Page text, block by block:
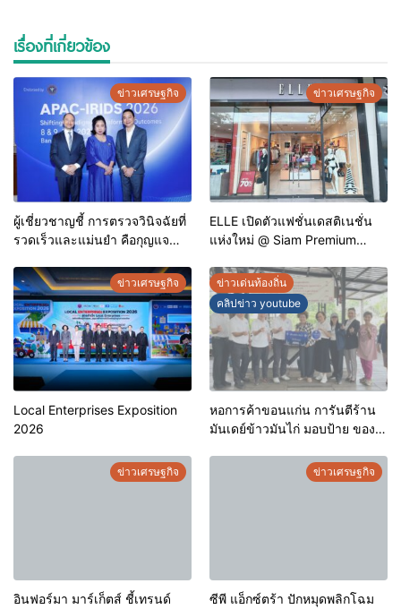
เรื่องที่เกี่ยวข้อง
ข่าวเศรษฐกิจ
ผู้เชี่ยวชาญชี้ การตรวจวินิจฉัยที่
รวดเร็วและแม่นยำ คือกุญแจ
ประเทศไทย
ข่าวเศรษฐกิจ
ELLE เปิดตัวแฟชั่นเดสติเนชั่น
แห่งใหม่ @ Siam Premium
ดีลพิเศษลดสูงสุด 70%
ข่าวเศรษฐกิจ
Local Enterprises Exposition
2026
ข่าวเด่นท้องถิ่น
คลิปข่าว youtube
หอการค้าขอนแก่น การันตีร้าน
มันเดย์ข้าวมันไก่ มอบป้าย ของดี
ประกอบการคุณภาพ ยกระดับ
มาตรฐาน สร้างความเชื่อมั่นให้ผู้
ข่าวเศรษฐกิจ
อินฟอร์มา มาร์เก็ตส์ ชี้เทรนด์
ข่าวเศรษฐกิจ
ซีพี แอ็กซ์ตร้า ปักหมุดพลิกโฉม